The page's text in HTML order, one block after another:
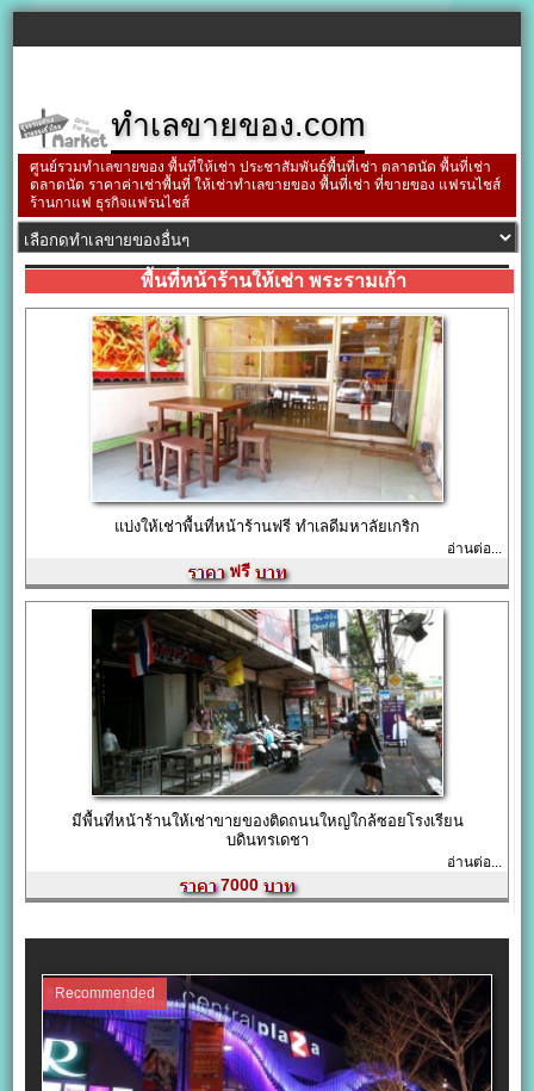
ทำเลขายของ.com
ศูนย์รวมทำเลขายของ พื้นที่ให้เช่า ประชาสัมพันธ์พื้นที่เช่า ตลาดนัด พื้นที่เช่า
ตลาดนัด ราคาค่าเช่าพื้นที่ ให้เช่าทำเลขายของ พื้นที่เช่า ที่ขายของ แฟรนไชส์
ร้านกาแฟ ธุรกิจแฟรนไชส์
พื้นที่หน้าร้านให้เช่า พระรามเก้า
แบ่งให้เช่าพื้นที่หน้าร้านฟรี ทำเลดีมหาลัยเกริก
อ่านต่อ...
ฟรี
มีพื้นที่หน้าร้านให้เช่าขายของติดถนนใหญ่ใกล้ซอยโรงเรียน
บดินทรเดชา
อ่านต่อ...
7000
Recommended